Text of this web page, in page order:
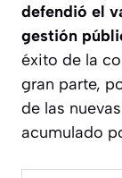
defendió el
gestión
éxito de la
gran parte,
de las
acumulado